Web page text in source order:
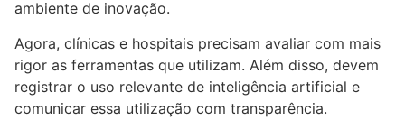
ambiente de inovação.
Agora, clínicas e hospitais precisam avaliar com mais
rigor as ferramentas que utilizam. Além disso, devem
registrar o uso relevante de inteligência artificial e
comunicar essa utilização com transparência.